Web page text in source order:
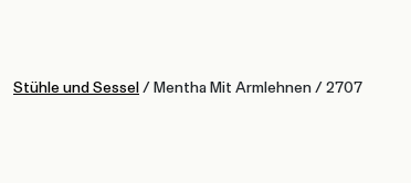
Stühle und Sessel/Mentha Mit Armlehnen/2707